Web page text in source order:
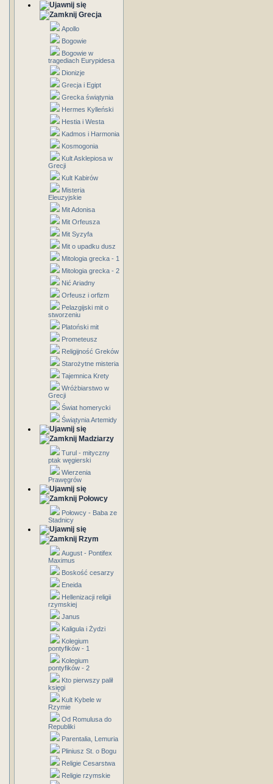
Grecja
Apollo
Bogowie
Bogowie w
tragediach Eurypidesa
Dionizje
Grecja i Egipt
Grecka świątynia
Hermes Kylleński
Hestia i Westa
Kadmos i Harmonia
Kosmogonia
Kult Asklepiosa w
Grecji
Kult Kabirów
Misteria
Eleuzyjskie
Mit Adonisa
Mit Orfeusza
Mit Syzyfa
Mit o upadku dusz
Mitologia grecka - 1
Mitologia grecka - 2
Nić Ariadny
Orfeusz i orfizm
Pelazgijski mit o
stworzeniu
Platoński mit
Prometeusz
Religijność Greków
Starożytne misteria
Tajemnica Krety
Wróżbiarstwo w
Grecji
Świat homerycki
Świątynia Artemidy
Madziarzy
Turul - mityczny
ptak węgierski
Wierzenia
Prawęgrów
Połowcy
Połowcy - Baba ze
Stadnicy
Rzym
August - Pontifex
Maximus
Boskość cesarzy
Eneida
Hellenizacji religii
rzymskiej
Janus
Kaligula i Żydzi
Kolegium
pontyfików - 1
Kolegium
pontyfików - 2
Kto pierwszy palił
księgi
Kult Kybele w
Rzymie
Od Romulusa do
Republiki
Parentalia, Lemuria
Pliniusz St. o Bogu
Religie Cesarstwa
Religie rzymskie